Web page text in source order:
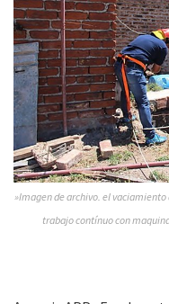
»Imagen de archivo. el
trabajo contínuo con